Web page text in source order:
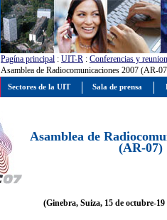
Pagína principal : UIT-R : Conferencias y
Asamblea de Radiocomunicaciones 2007 (AR-
Asamblea de
(AR-07)
(Ginebra, Suiza, 15 de octubre-19
Sectores de la UIT Sala de prensa